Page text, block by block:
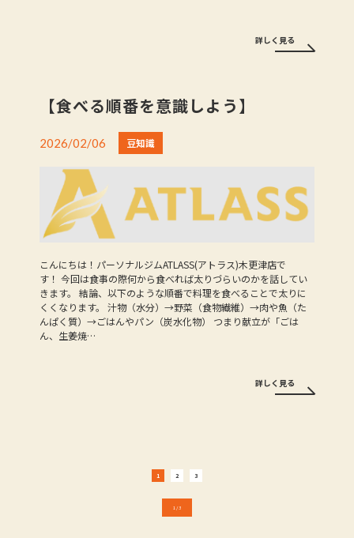
詳しく見る
【食べる順番を意識しよう】
2026/02/06 豆知識
こんにちは！パーソナルジムATLASS(アトラス)木更津店で
す！ 今回は食事の際何から食べれば太りづらいのかを話してい
きます。 結論、以下のような順番で料理を食べることで太りに
くくなります。 汁物（水分）→野菜（食物繊維）→肉や魚（た
んぱく質）→ごはんやパン（炭水化物） つまり献立が「ごは
ん、生姜焼…
詳しく見る
1 2 3
1 / 3